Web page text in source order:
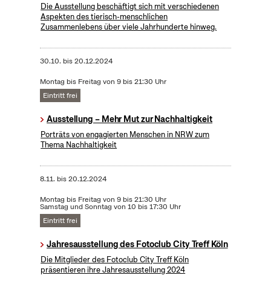
Die Ausstellung beschäftigt sich mit verschiedenen
Aspekten des tierisch-menschlichen
Zusammenlebens über viele Jahrhunderte hinweg.
30.10. bis20.12.2024
Montag bis Freitag von 9 bis 21:30 Uhr
Eintritt frei
Ausstellung – Mehr Mut zur Nachhaltigkeit
Porträts von engagierten Menschen in NRW zum
Thema Nachhaltigkeit
8.11. bis20.12.2024
Montag bis Freitag von 9 bis 21:30 Uhr
Samstag und Sonntag von 10 bis 17:30 Uhr
Eintritt frei
Jahresausstellung des Fotoclub City Treff Köln
Die Mitglieder des Fotoclub City Treff Köln
präsentieren ihre Jahresausstellung 2024